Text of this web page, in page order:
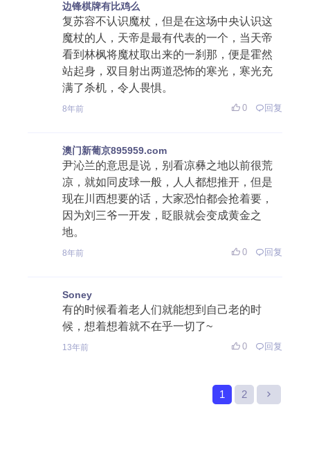
边锋棋牌有比鸡么
复苏容不认识魔杖，但是在这场中央认识这
魔杖的人，天帝是最有代表的一个，当天帝
看到林枫将魔杖取出来的一刹那，便是霍然
站起身，双目射出两道恐怖的寒光，寒光充
满了杀机，令人畏惧。
8年前 0 回复
澳门新葡京895959.com
尹沁兰的意思是说，别看凉彝之地以前很荒
凉，就如同皮球一般，人人都想推开，但是
现在川西想要的话，大家恐怕都会抢着要，
因为刘三爷一开发，眨眼就会变成黄金之
地。
8年前 0 回复
Soney
有的时候看着老人们就能想到自己老的时
候，想着想着就不在乎一切了~
13年前 0 回复
1 2